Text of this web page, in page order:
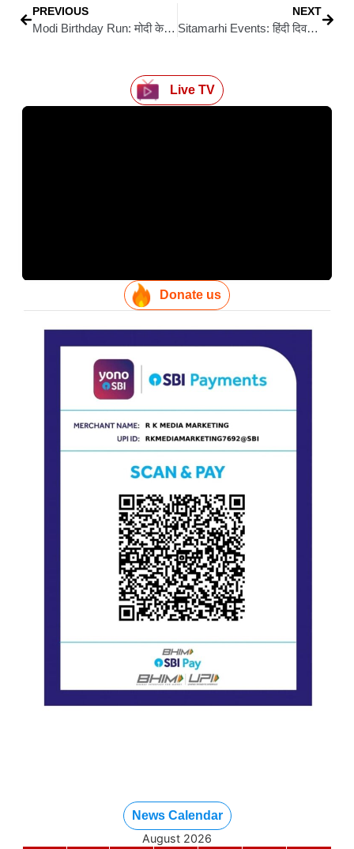
PREVIOUS
Modi Birthday Run: मोदी के 75वें जन्मदिन पर आरा में दौड़ प्रतियोगिता, बामपाली से स्टेडियम तक दिखेगा जज्बा
NEXT
Sitamarhi Events: हिंदी दिवस पर ‘गुरु सम्मान समारोह’ में निजी स्कूलों की समस्याओं पर चर्चा
Live TV
Donate us
News Calendar
August 2026